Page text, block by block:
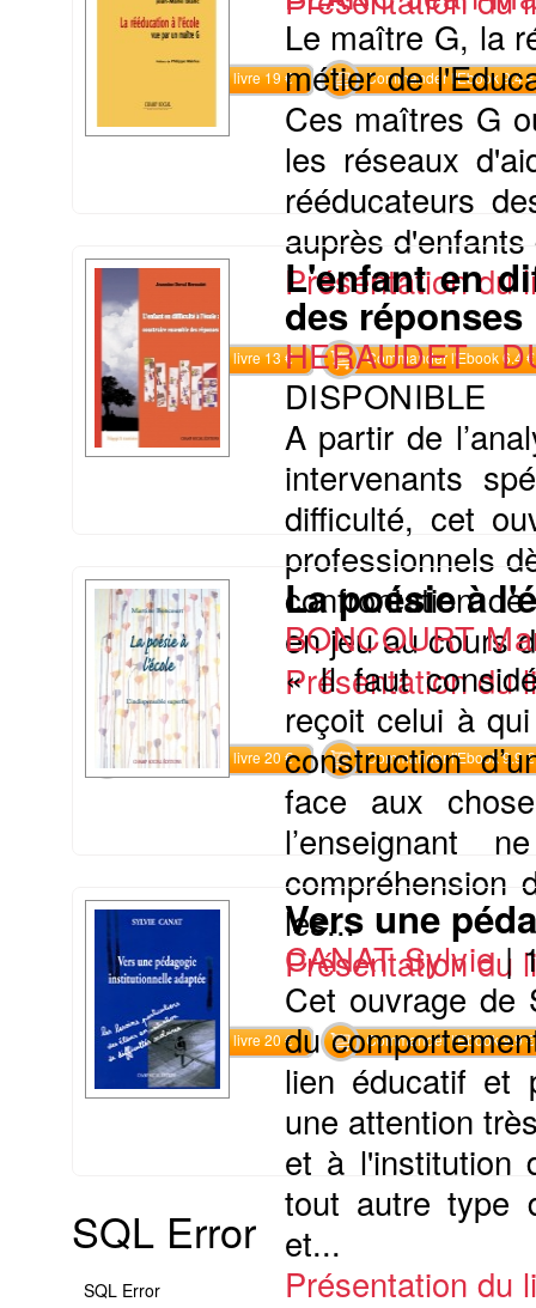
Commander le livre 19 € Commander l'Ebook 9.4 €
Le maître G, la
métier de
Ces maîtres G
les réseaux
rééducateurs
auprès
Présentation du
Commander le livre 13 € Commander l'Ebook 6.4 €
L'enfant en
des réponses
HERAUDET
DISPONIBLE
A partir de
intervenants
difficulté, cet
professionnels
confrontation
en jeu au cours
Présentation du
Commander le livre 20 € Commander l'Ebook 9.9 €
La poésie à
BONCOURT
« Il faut
reçoit celui à
construction
face aux
l’enseignant
compréhension
les...
Présentation du
Commander le livre 20 € Commander l'Ebook 9.9 €
Vers une
CANAT Sylvie |
Cet ouvrage de
du
lien éducatif et
une attention
et à l'institution
tout autre type
et...
Présentation du
SQL Error
SQL Error